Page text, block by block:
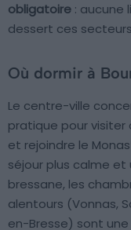
obligatoire : aucune
dessert ces
Où dormir à
Le centre-ville
pratique pour
et rejoindre le
séjour plus calme
bressane, les
alentours (Vonnas,
en-Bresse) sont